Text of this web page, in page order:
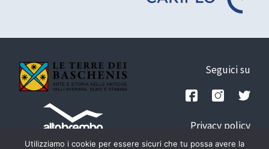
Seguici su
Privacy policy
Credits
Utilizziamo i cookie per essere sicuri che tu possa avere la